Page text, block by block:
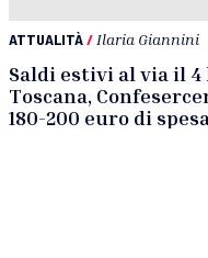
ATTUALITÀ/ Ilaria Giannini
Saldi estivi al via il
Toscana,
180-200 euro di